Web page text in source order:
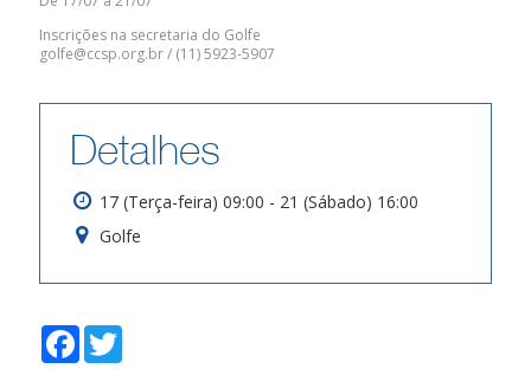
Inscrições na secretaria do Golfe
golfe@ccsp.org.br / (11) 5923-5907
Detalhes
17 (Terça-feira) 09:00 - 21 (Sábado) 16:00
Golfe